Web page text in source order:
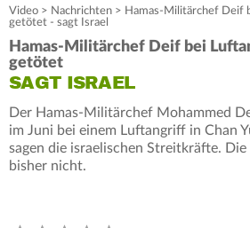
Video > Nachrichten > Hamas-Militärchef Deif
getötet - sagt Israel
Hamas-Militärchef Deif bei
getötet
SAGT ISRAEL
Der Hamas-Militärchef Mohammed
im Juni bei einem Luftangriff in Chan
sagen die israelischen Streitkräfte.
bisher nicht.